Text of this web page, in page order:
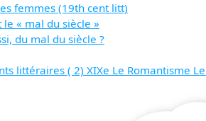
femmes (19th cent litt)
« mal du siècle »
du mal du siècle ?
littéraires ( 2) XIXe Le Romantisme